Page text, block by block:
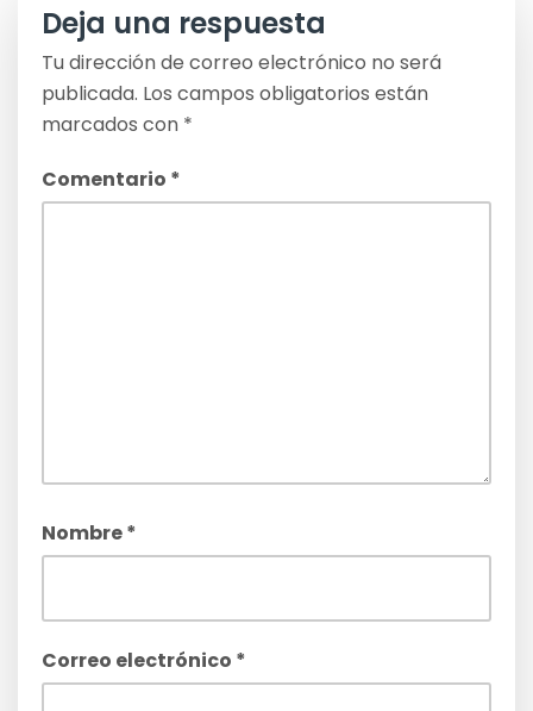
Deja una respuesta
Tu dirección de correo electrónico no será
publicada. Los campos obligatorios están
marcados con *
Comentario *
Nombre*
Correo electrónico *